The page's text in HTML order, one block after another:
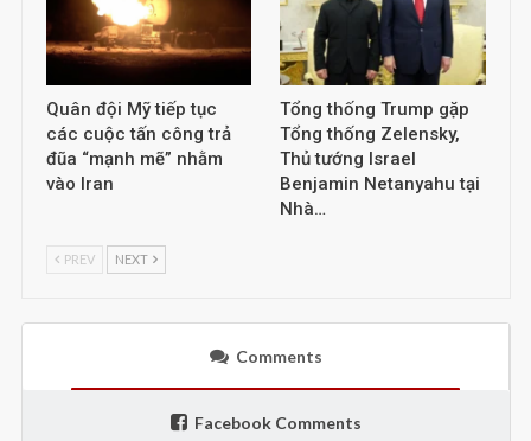
Quân đội Mỹ tiếp tục
các cuộc tấn công trả
đũa “mạnh mẽ” nhằm
vào Iran
Tổng thống Trump gặp
Tổng thống Zelensky,
Thủ tướng Israel
Benjamin Netanyahu tại
Nhà…
PREV NEXT
Comments
Facebook Comments